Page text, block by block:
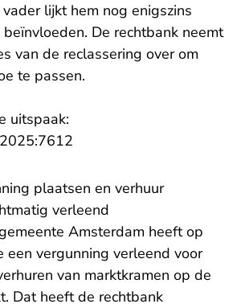
lijkt hem nog enigszins
De rechtbank neemt
van de reclassering over om
te passen.
uitspaak:
plaatsen en verhuur
verleend
Amsterdam heeft op
een vergunning verleend voor
van marktkramen op de
Dat heeft de rechtbank